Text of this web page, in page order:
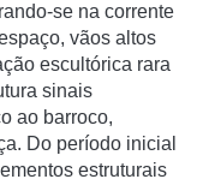
se na corrente
vãos altos
escultórica rara
sinais
ao barroco,
Do período inicial
estruturais